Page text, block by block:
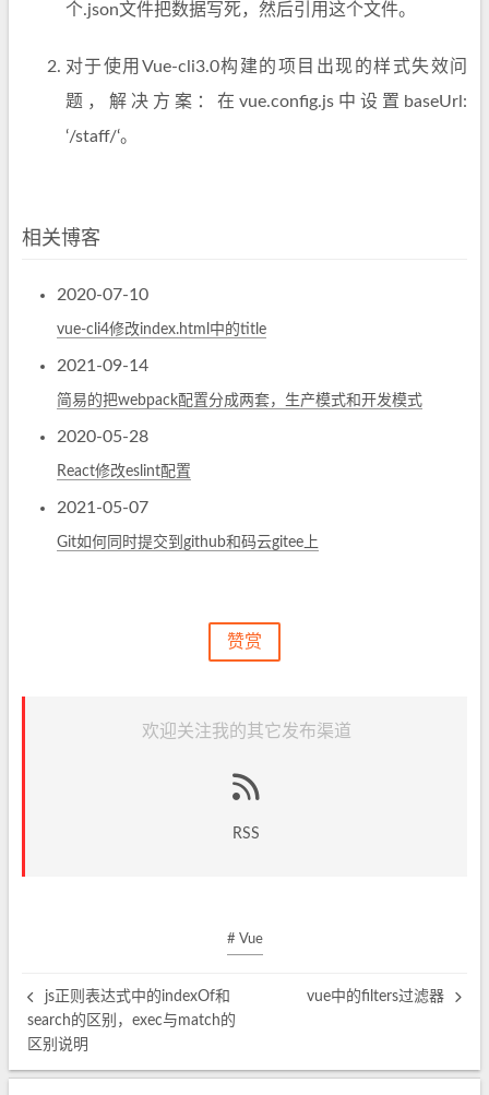
个.json文件把数据写死，然后引用这个文件。
对于使用Vue-cli3.0构建的项目出现的样式失效问
题，解决方案：在vue.config.js中设置baseUrl:
‘/staff/‘。
相关博客
2020-07-10
vue-cli4修改index.html中的title
2021-09-14
简易的把webpack配置分成两套，生产模式和开发模式
2020-05-28
React修改eslint配置
2021-05-07
Git如何同时提交到github和码云gitee上
赞赏
欢迎关注我的其它发布渠道
RSS
# Vue
js正则表达式中的indexOf和
search的区别，exec与match的
区别说明
vue中的filters过滤器